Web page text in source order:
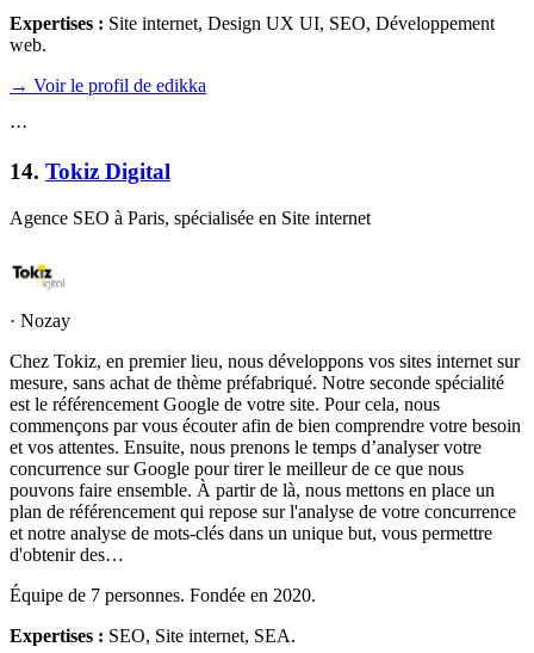
Expertises : Site internet, Design UX UI, SEO, Développement
web.
→ Voir le profil de edikka
···
14. Tokiz Digital
Agence SEO à Paris, spécialisée en Site internet
· Nozay
Chez Tokiz, en premier lieu, nous développons vos sites internet sur
mesure, sans achat de thème préfabriqué. Notre seconde spécialité
est le référencement Google de votre site. Pour cela, nous
commençons par vous écouter afin de bien comprendre votre besoin
et vos attentes. Ensuite, nous prenons le temps d’analyser votre
concurrence sur Google pour tirer le meilleur de ce que nous
pouvons faire ensemble. À partir de là, nous mettons en place un
plan de référencement qui repose sur l'analyse de votre concurrence
et notre analyse de mots-clés dans un unique but, vous permettre
d'obtenir des…
Équipe de 7 personnes. Fondée en 2020.
Expertises : SEO, Site internet, SEA.